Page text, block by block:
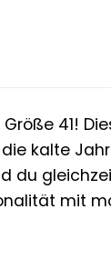
41!
kalte
du
mit